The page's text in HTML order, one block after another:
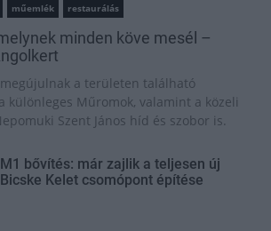
műemlék restaurálás
minden köve mesél –
a területen található
különleges Műromok, valamint a közeli
Szent János híd és szobor is.
M1 bővítés: már zajlik a teljesen új
Bicske Kelet csomópont építése